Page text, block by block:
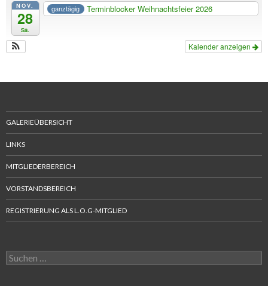
NOV.
28
Sa.
ganztägig Terminblocker Weihnachtsfeier 2026
Kalender anzeigen
GALERIEÜBERSICHT
LINKS
MITGLIEDERBEREICH
VORSTANDSBEREICH
REGISTRIERUNG ALS L.O.G-MITGLIED
Suchen
nach: